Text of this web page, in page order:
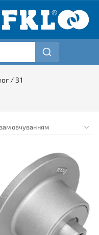
/ 31